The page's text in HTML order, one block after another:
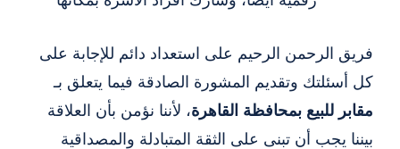
فريق الرحمن الرحيم على استعداد دائم للإجابة على
كل أسئلتك وتقديم المشورة الصادقة فيما يتعلق بـ
مقابر للبيع بمحافظة القاهرة، لأننا نؤمن بأن العلاقة
بيننا يجب أن تبنى على الثقة المتبادلة والمصداقية